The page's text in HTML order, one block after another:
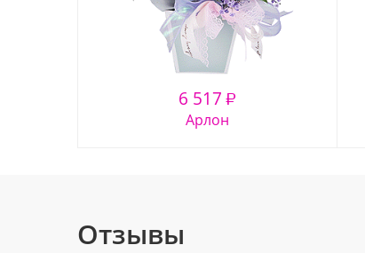
6 517 ₽
Арлон
Отзывы